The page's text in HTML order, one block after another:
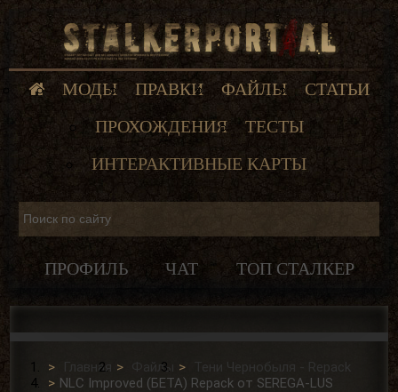
МОДЫ ПРАВКИ ФАЙЛЫ
СТАТЬИ
ПРОХОЖДЕНИЯ
ТЕСТЫ
ИНТЕРАКТИВНЫЕ КАРТЫ
ПРОФИЛЬ ЧАТ ТОП СТАЛКЕР
Главная Файлы
Тени Чернобыля - Repack
NLC Improved (БЕТА) Repack от SEREGA-LUS